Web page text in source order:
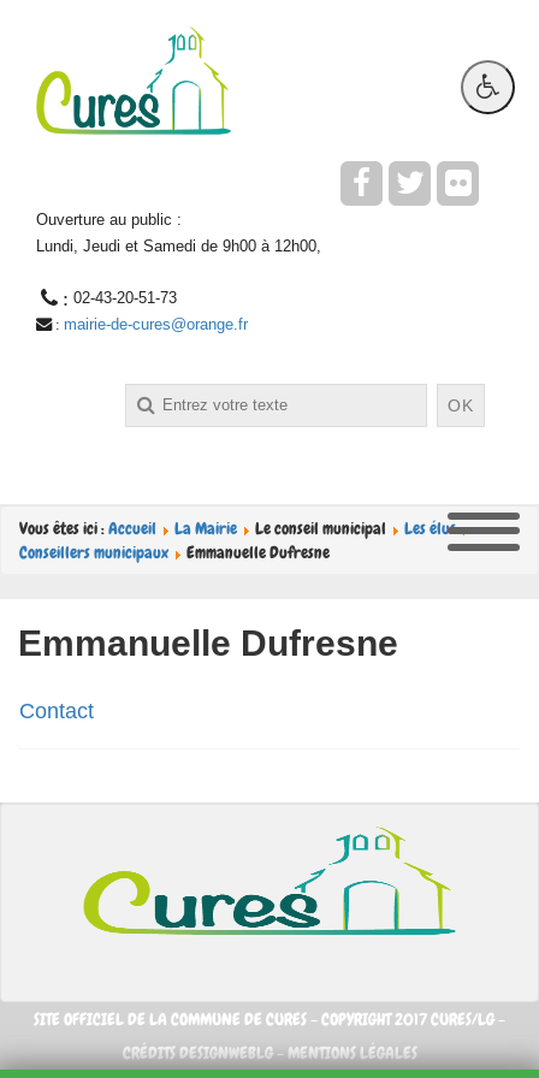
Ouverture au public :
Lundi, Jeudi et Samedi de 9h00 à 12h00,
: 02-43-20-51-73
: mairie-de-cures@orange.fr
OK
Vous êtes ici :Accueil La Mairie Le conseil municipal
Les élus
Conseillers municipaux
Emmanuelle Dufresne
Emmanuelle Dufresne
Contact
SITE OFFICIEL DE LA COMMUNE DE CURES - COPYRIGHT 2017 CURES/LG -
CRÉDITS DESIGNWEBLG -MENTIONS LÉGALES